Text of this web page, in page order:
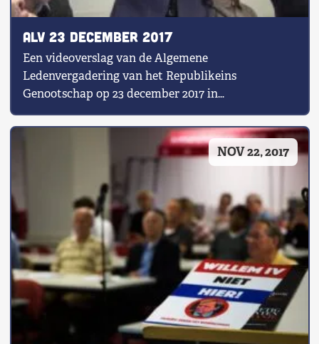
ALV 23 december 2017
Een videoverslag van de Algemene
Ledenvergadering van het Republikeins
Genootschap op 23 december 2017 in
Vergadercentrum Vredenburg.
NOV 22, 2017